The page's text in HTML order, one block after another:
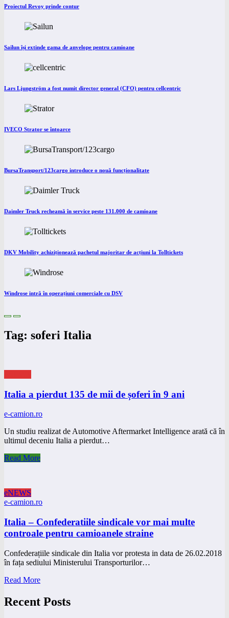
Proiectul Revoy prinde contur
Sailun își extinde gama de anvelope pentru camioane
Lars Ljungström a fost numit director general (CFO) pentru cellcentric
IVECO Strator se întoarce
BursaTransport/123cargo introduce o nouă funcționalitate
Daimler Truck recheamă în service peste 131.000 de camioane
DKV Mobility achiziționează pachetul majoritar de acțiuni la Tolltickets
Windrose intră în operațiuni comerciale cu DSV
Tag: soferi Italia
Italia a pierdut 135 de mii de șoferi în 9 ani
e-camion.ro
Un studiu realizat de Automotive Aftermarket Intelligence arată că în
ultimul deceniu Italia a pierdut…
Read More
eNEWS
e-camion.ro
Italia – Confederatiile sindicale vor mai multe
controale pentru camioanele straine
Confederațiile sindicale din Italia vor protesta in data de 26.02.2018
în fața sediului Ministerului Transporturilor…
Read More
Recent Posts